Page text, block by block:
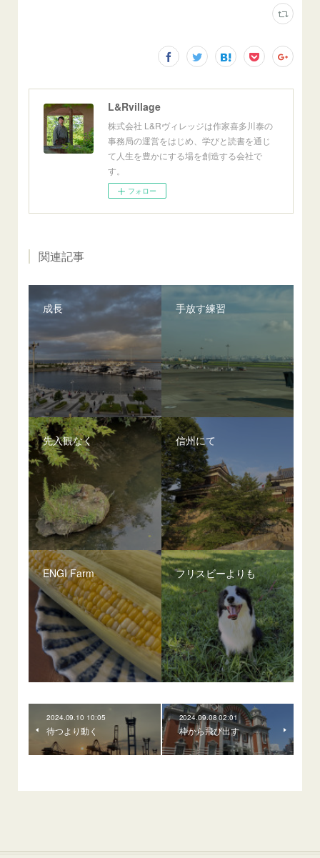
L&Rvillage
株式会社 L&Rヴィレッジは作家喜多川泰の
事務局の運営をはじめ、学びと読書を通じ
て人生を豊かにする場を創造する会社で
す。
フォロー
関連記事
成長 手放す練習
先入観なく 信州にて
ENGI Farm フリスビーよりも
2024.09.10 10:05
待つより動く
2024.09.08 02:01
枠から飛び出す